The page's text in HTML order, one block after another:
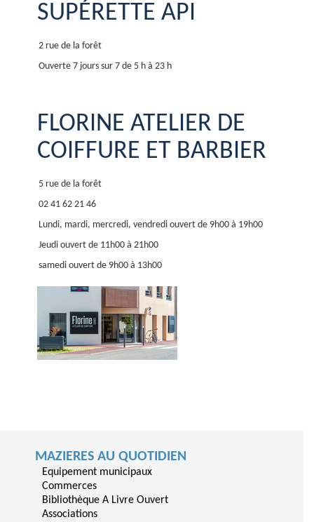
SUPÉRETTE API
2 rue de la forêt
Ouverte 7 jours sur 7 de 5 h à 23 h
FLORINE ATELIER DE
COIFFURE ET BARBIER
5 rue de la forêt
02 41 62 21 46
Lundi, mardi, mercredi, vendredi ouvert de 9h00 à 19h00
Jeudi ouvert de 11h00 à 21h00
samedi ouvert de 9h00 à 13h00
MAZIERES AU QUOTIDIEN
Equipement municipaux
Commerces
Bibliothèque A Livre Ouvert
Associations